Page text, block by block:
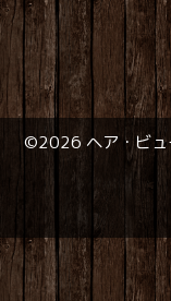
©2026ヘア・ビ